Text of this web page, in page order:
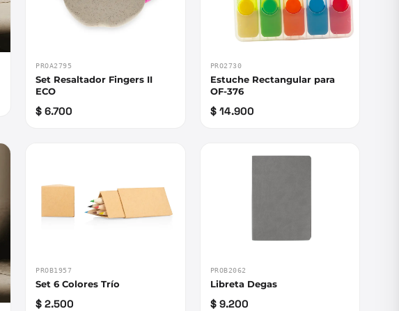
PROA2795
Set Resaltador Fingers II
ECO
$ 6.700
PRO2730
Estuche Rectangular para
OF-376
$ 14.900
PROB1957
Set 6 Colores Trío
$ 2.500
PROB2062
Libreta Degas
$ 9.200